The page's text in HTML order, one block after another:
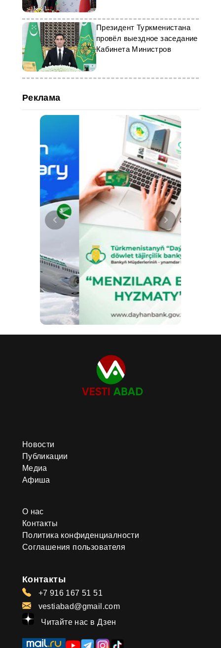
Президент Туркменистана
провёл выездное заседание
Кабинета Министров
Реклама
Новости
Публикации
Медиа
Афиша
О нас
Контакты
Политика конфиденциалности
Соглашения пользователя
Контакты
+7 916 167 51 51
vestiabad@gmail.com
Читайте нас в Дзен